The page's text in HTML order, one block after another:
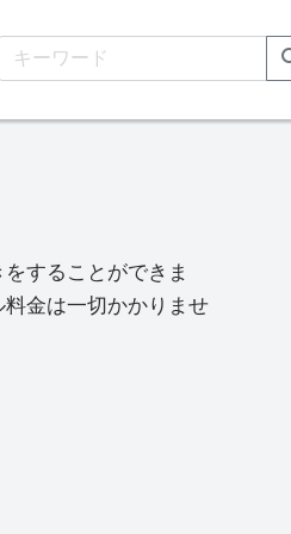
することができま
金は一切かかりませ